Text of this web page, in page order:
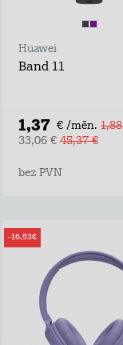
Huawei
Band 11
1,37 € /mēn. 1,88
33,06 € 45,37 €
bez PVN
-16,53€